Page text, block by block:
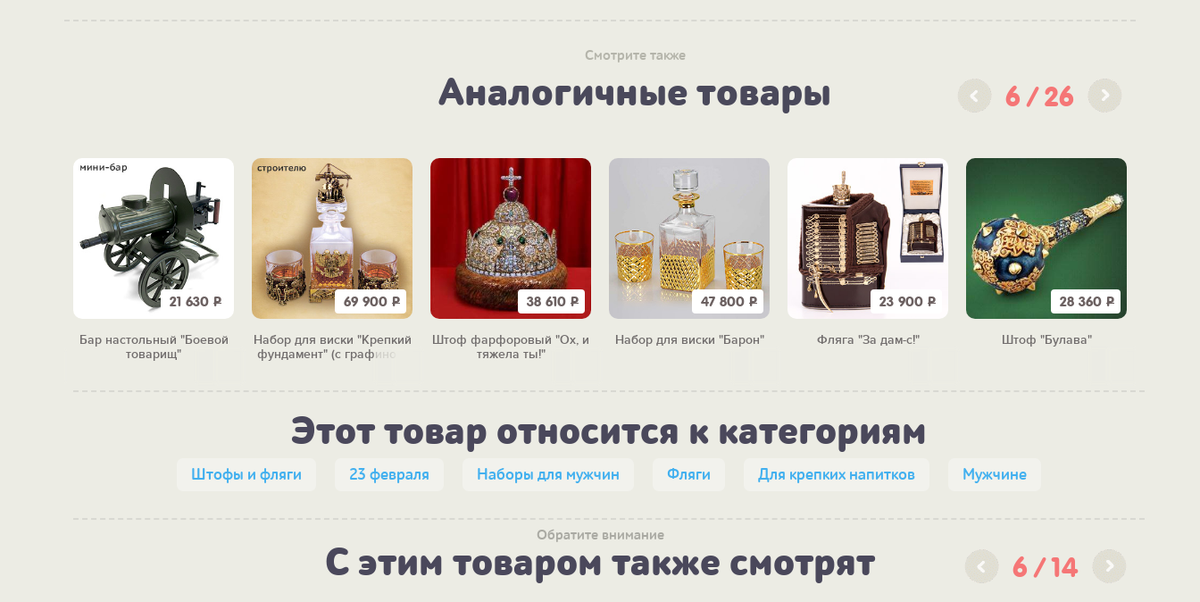
Смотрите также
Аналогичные товары 6 26
21 630 Р
Бар настольный "Боевой
товарищ"
69 900 Р
Набор для виски "Крепкий
фундамент" (с графином)
38 610 Р
Штоф фарфоровый "Ох, и
тяжела ты!"
47 800 Р
Набор для виски "Барон"
23 900 Р
Фляга "За дам-с!"
28 360 Р
Штоф "Булава"
Этот товар относится к категориям
Штофы и фляги 23 февраля Наборы для мужчин Фляги Для крепких напитков Мужчине
Обратите внимание
С этим товаром также смотрят 6 14